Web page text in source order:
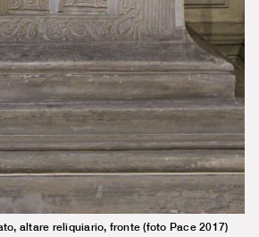
altare reliquiario, fronte (foto Pace 2017)